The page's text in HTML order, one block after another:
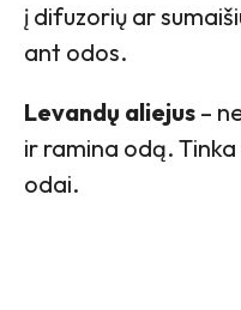
į difuzorių ar
ant odos.
Levandų aliejus –
ir ramina odą.
odai.